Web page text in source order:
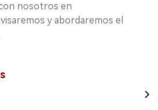
nosotros en
y abordaremos el